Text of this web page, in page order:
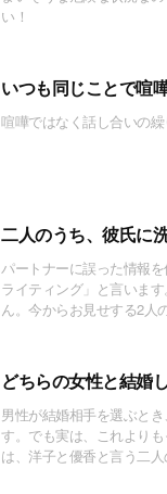
い！
いつも同じことで喧
喧嘩ではなく話し合いの繰
二人のうち、彼氏に
パートナーに誤った情報
ライティング」と言いま
ん。今からお見せする2人
どちらの女性と結婚
男性が結婚相手を選ぶと
す。でも実は、これより
は、洋子と優香と言う二